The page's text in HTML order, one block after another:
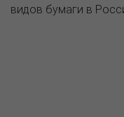
видов бумаги в